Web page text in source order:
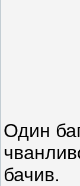
Один
бачив.